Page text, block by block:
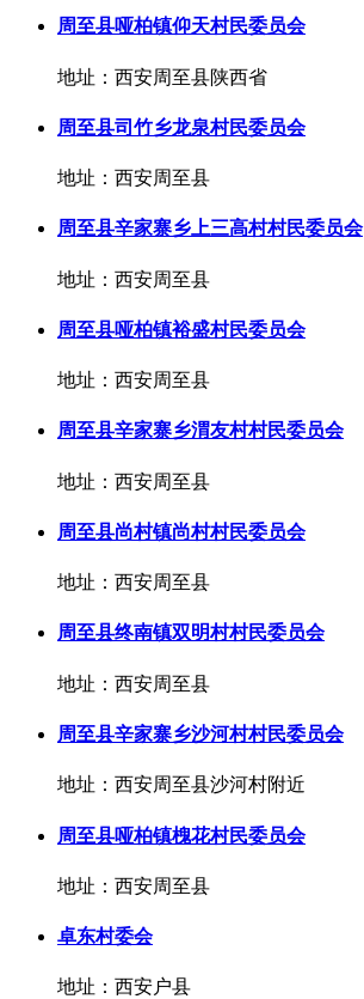
周至县哑柏镇仰天村民委员会
地址：西安周至县陕西省
周至县司竹乡龙泉村民委员会
地址：西安周至县
周至县辛家寨乡上三高村村民委员会
地址：西安周至县
周至县哑柏镇裕盛村民委员会
地址：西安周至县
周至县辛家寨乡渭友村村民委员会
地址：西安周至县
周至县尚村镇尚村村民委员会
地址：西安周至县
周至县终南镇双明村村民委员会
地址：西安周至县
周至县辛家寨乡沙河村村民委员会
地址：西安周至县沙河村附近
周至县哑柏镇槐花村民委员会
地址：西安周至县
卓东村委会
地址：西安户县